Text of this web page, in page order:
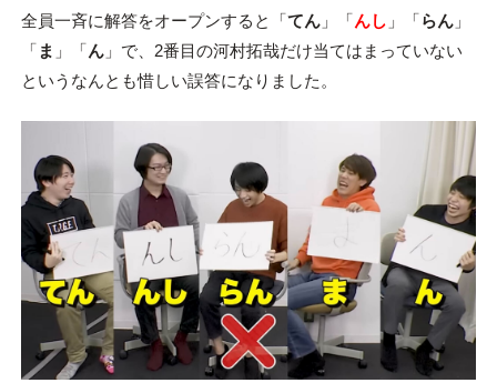
全員一斉に解答をオープンすると「 てん」「 んし 」「 らん」
「 ま 」「 ん」で、2番目の河村拓哉だけ当てはまっていない
というなんとも惜しい誤答になりました。